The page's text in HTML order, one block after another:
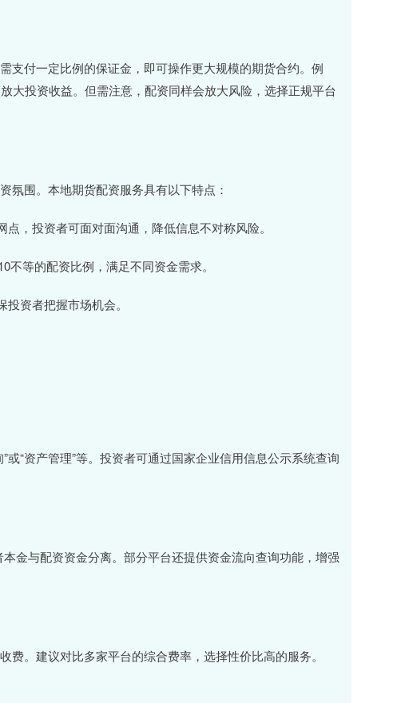
支付一定比例的保证金，即可操作更大规模的期货合约。例
大投资收益。但需注意，配资同样会放大风险，选择正规平台
氛围。本地期货配资服务具有以下特点：
，投资者可面对面沟通，降低信息不对称风险。
等的配资比例，满足不同资金需求。
资者把握市场机会。
“资产管理”等。投资者可通过国家企业信用信息公示系统查询
金与配资资金分离。部分平台还提供资金流向查询功能，增强
。建议对比多家平台的综合费率，选择性价比高的服务。